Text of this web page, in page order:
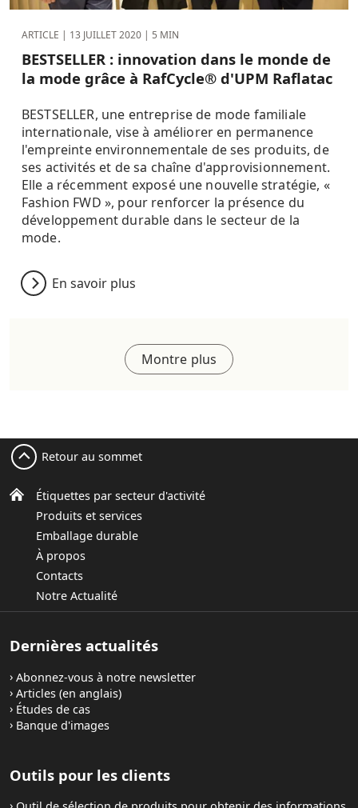
ARTICLE | 13 JUILLET 2020 | 5 MIN
BESTSELLER : innovation dans le monde de
la mode grâce à RafCycle® d'UPM Raflatac
BESTSELLER, une entreprise de mode familiale
internationale, vise à améliorer en permanence
l'empreinte environnementale de ses produits, de
ses activités et de sa chaîne d'approvisionnement.
Elle a récemment exposé une nouvelle stratégie, «
Fashion FWD », pour renforcer la présence du
développement durable dans le secteur de la
mode.
En savoir plus
Montre plus
Étiquettes par secteur d'activité
Produits et services
Emballage durable
À propos
Contacts
Notre Actualité
Retour au sommet
Dernières actualités
Abonnez-vous à notre newsletter
Articles (en anglais)
Études de cas
Banque d'images
Outils pour les clients